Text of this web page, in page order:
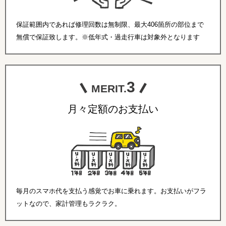
保証範囲内であれば修理回数は無制限、最大406箇所の部位まで
無償で保証致します。※低年式・過走行車は対象外となります
MERIT.3
月々定額のお支払い
毎月のスマホ代を支払う感覚でお車に乗れます。お支払いがフラ
ットなので、家計管理もラクラク。